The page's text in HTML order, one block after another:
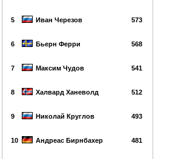
5 Иван Черезов 573
6 Бьерн Ферри 568
7 Максим Чудов 541
8 Халвард Ханеволд 512
9 Николай Круглов 493
10 Андреас Бирнбахер 481